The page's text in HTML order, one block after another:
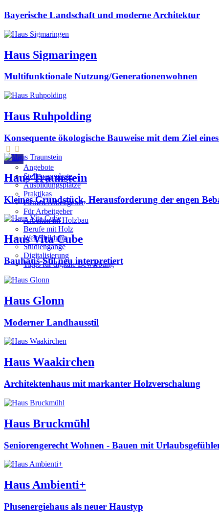
Jobs
Angebote
Stellenangebote
Ausbildungsplätze
Praktikas
Firmen/Arbeitgeber
Für Arbeitgeber
Arbeiten im Holzbau
Berufe mit Holz
Weiterbildung
Studiengänge
Digitalisierung
Tipps für digitale Bewerbung
Bayerische Landschaft und moderne Architektur
Haus Sigmaringen
Multifunktionale Nutzung/Generationenwohnen
Haus Ruhpolding
Konsequente ökologische Bauweise mit dem Ziel
Haus Traunstein
Kleines Grundstück, Herausforderung der engen
Haus Vita Cube
Bauhaus-Stil neu interpretiert
Haus Glonn
Moderner Landhausstil
Haus Waakirchen
Architektenhaus mit markanter Holzverschalung
Haus Bruckmühl
Seniorengerecht Wohnen - Bauen mit
Haus Ambienti+
Plusenergiehaus als neuer Haustyp